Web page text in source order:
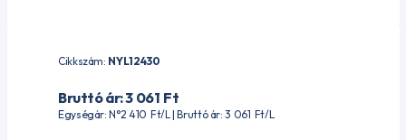
Cikkszám: NYL12430
Bruttó ár: 3 061 Ft
Egységár: N°2 410 Ft/L | Bruttó ár: 3 061 Ft/L